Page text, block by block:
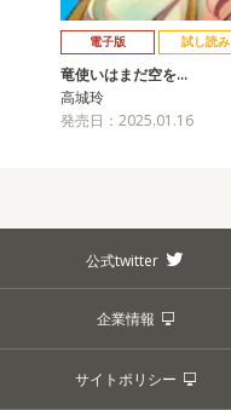
電子版 試し読み
竜使いはまだ空を…
高城玲
発売日：2025.01.16
公式twitter
企業情報
サイトポリシー